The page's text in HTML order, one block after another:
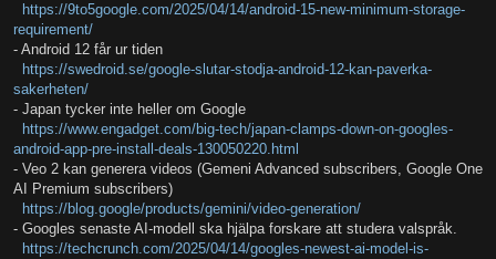
https://9to5google.com/2025/04/14/android-15-new-minimum-storage-
requirement/
- Android 12 får ur tiden
https://swedroid.se/google-slutar-stodja-android-12-kan-paverka-
sakerheten/
- Japan tycker inte heller om Google
https://www.engadget.com/big-tech/japan-clamps-down-on-googles-
android-app-pre-install-deals-130050220.html
- Veo 2 kan generera videos (Gemeni Advanced subscribers, Google One
AI Premium subscribers)
https://blog.google/products/gemini/video-generation/
- Googles senaste AI-modell ska hjälpa forskare att studera valspråk.
https://techcrunch.com/2025/04/14/googles-newest-ai-model-is-